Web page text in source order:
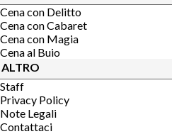
Cena con Delitto
Cena con Cabaret
Cena con Magia
Cena al Buio
ALTRO
Staff
Privacy Policy
Note Legali
Contattaci